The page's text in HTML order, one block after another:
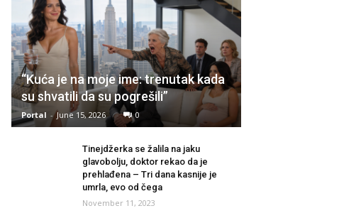
“Kuća je na moje ime: trenutak kada
su shvatili da su pogrešili”
Portal - June 15, 2026 0
Tinejdžerka se žalila na jaku
glavobolju, doktor rekao da je
prehlađena – Tri dana kasnije je
umrla, evo od čega
November 11, 2023